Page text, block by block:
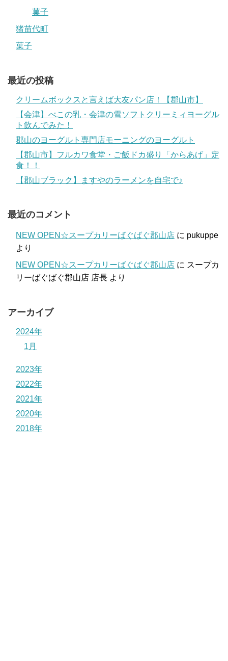
菓子
猪苗代町
菓子
最近の投稿
クリームボックスと言えば大友パン店！【郡山市】
【会津】べこの乳・会津の雪ソフトクリーミィヨーグル
ト飲んでみた！
郡山のヨーグルト専門店モーニングのヨーグルト
【郡山市】フルカワ食堂・ご飯ドカ盛り「からあげ」定
食！！
【郡山ブラック】ますやのラーメンを自宅で♪
最近のコメント
NEW OPEN☆スープカリーばぐばぐ郡山店 に pukuppe
より
NEW OPEN☆スープカリーばぐばぐ郡山店 に スープカ
リーばぐばぐ郡山店 店長 より
アーカイブ
2024年
1月
2023年
2022年
2021年
2020年
2018年